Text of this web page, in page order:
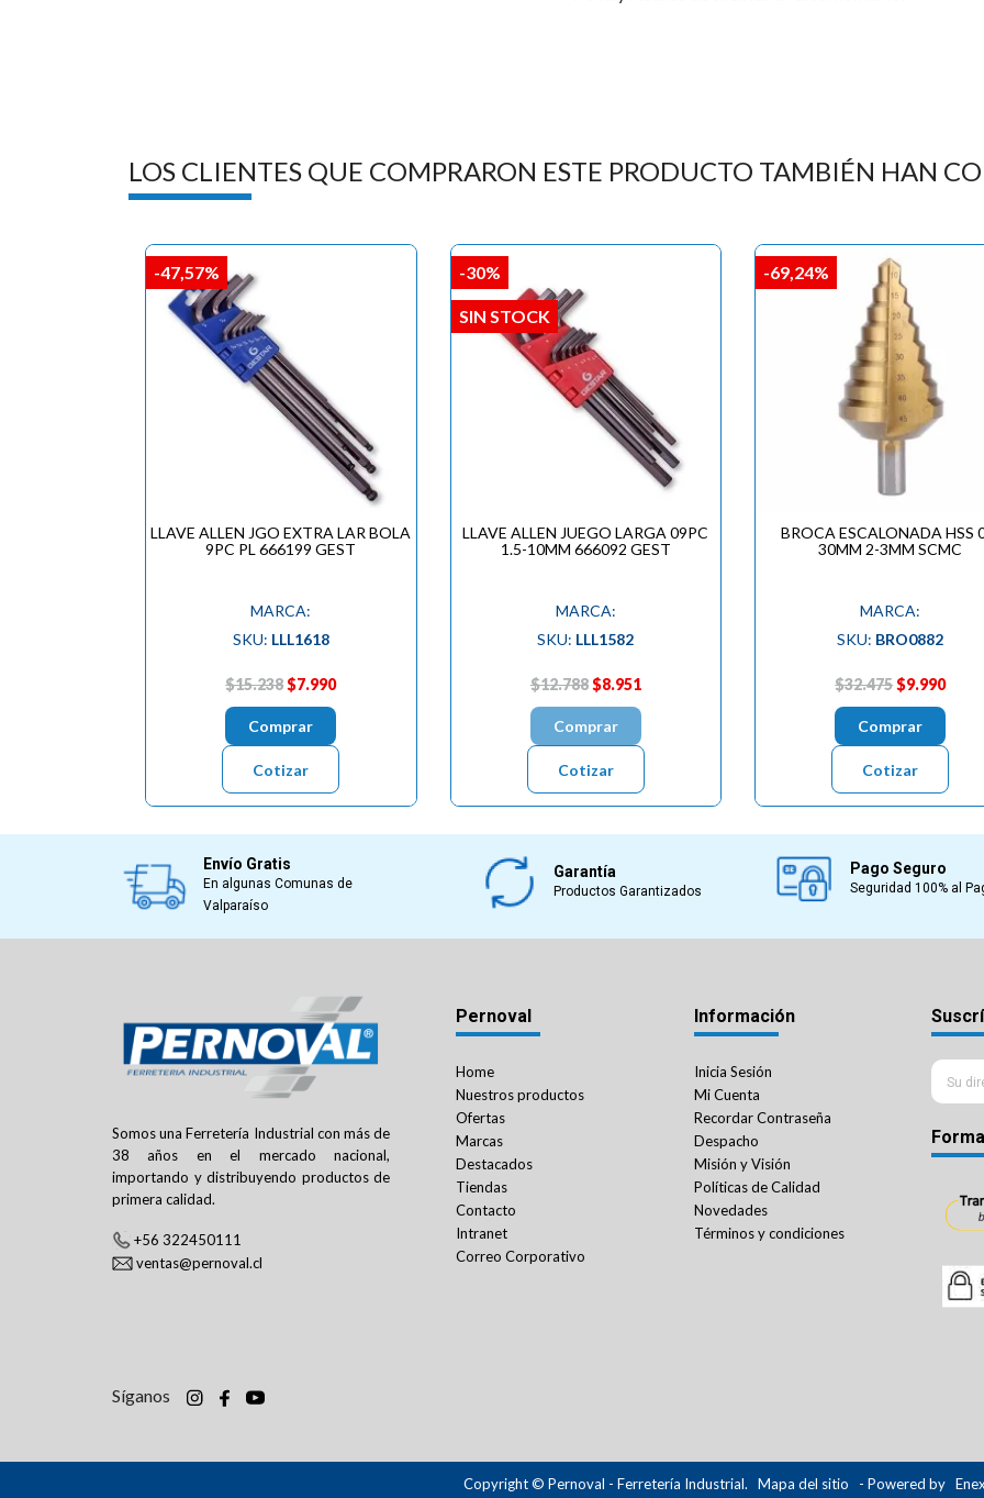
LOS CLIENTES QUE COMPRARON ESTE PRODUCTO TAMBIÉN HAN
LLAVE ALLEN JGO EXTRA LAR BOLA
9PC PL 666199 GEST
MARCA:
SKU: LLL1618
$15.238$7.990
Comprar
Cotizar
-47,57%
LLAVE ALLEN JUEGO LARGA 09PC
1.5-10MM 666092 GEST
MARCA:
SKU: LLL1582
$12.788$8.951
Comprar
Cotizar
-30%
SIN STOCK
BROCA ESCALONADA HSS
30MM 2-3MM SCMC
MARCA:
SKU: BRO0882
$32.475$9.990
Comprar
Cotizar
-69,24%
Envío Gratis
En algunas Comunas de
Valparaíso
Garantía
Productos Garantizados
Pago Seguro
Seguridad 100% al
Somos una Ferretería Industrial con más de
38 años en el mercado nacional,
importando y distribuyendo productos de
primera calidad.
+56 322450111
ventas@pernoval.cl
Síganos
Pernoval
Home
Nuestros productos
Ofertas
Marcas
Destacados
Tiendas
Contacto
Intranet
Correo Corporativo
Información
Inicia Sesión
Mi Cuenta
Recordar Contraseña
Despacho
Misión y Visión
Políticas de Calidad
Novedades
Términos y condiciones
Copyright © Pernoval - Ferretería Industrial. Mapa del sitio - Powered by